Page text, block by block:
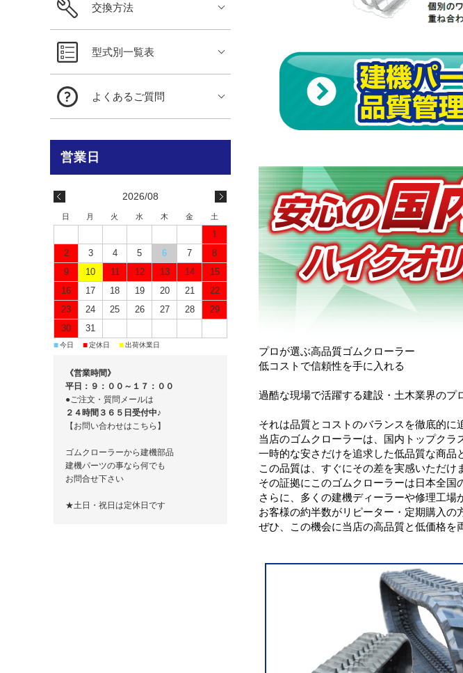
プロが選ぶ高品質ゴムクローラー
低コストで信頼性を手に入れる
過酷な現場で活躍する建設・土木業界のプ
それは品質とコストのバランスを徹底的に
当店のゴムクローラーは、国内トップク
一時的な安さだけを追求した低品質な商
この品質は、すぐにその差を実感いただけ
その証拠にこのゴムクローラーは日本全国
さらに、多くの建機ディーラーや修理工
お客様の約半数がリピーター・定期購入の
ぜひ、この機会に当店の高品質と低価格を
交換方法
型式別一覧表
よくあるご質問
2026/08
日 月 火 水 木 金 土
1
2
3 4 5 6 7
8
9
10 11 12 13 14
15
16
17 18 19 20 21
22
23
24 25 26 27 28
29
30
31
■今日 ■定休日 ■出荷休業日
《営業時間》
平日：９：００～１７：００
●ご注文・質問メールは
２４時間３６５日受付中♪
【お問い合わせはこちら】
ゴムクローラーから建機部品
建機パーツの事なら何でも
お問合せ下さい
★土日・祝日は定休日です